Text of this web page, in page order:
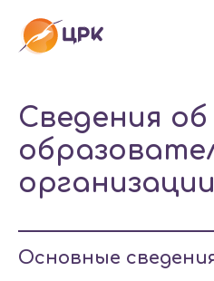
Сведения об
организации
Основные